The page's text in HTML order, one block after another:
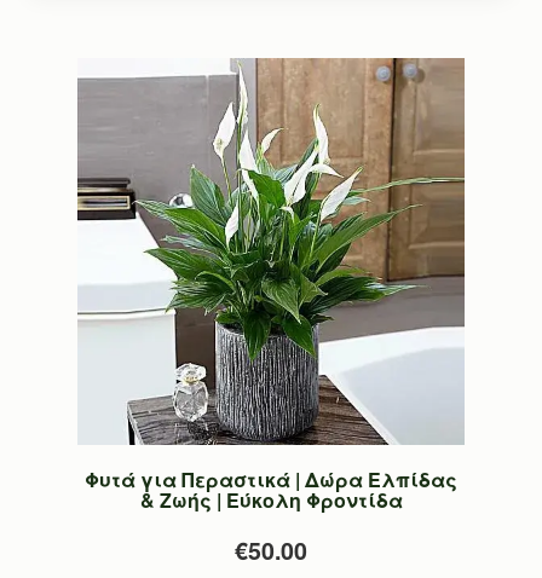
Φυτά για Περαστικά | Δώρα Ελπίδας
& Ζωής | Εύκολη Φροντίδα
€50.00